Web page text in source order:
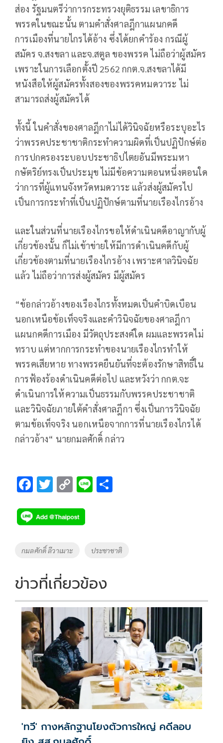
ส่อง รัฐมนตรีว่าการกระทรวงยุติธรรม เลขาธิการ
พรรคในขณะนั้น ตามคำสั่งศาลฎีกาแผนกคดี
การเมืองที่นายไกรได้อ้าง ซึ่งได้ยกคำร้อง กรณีผู้
สมัคร จ.สงขลา และจ.สตูล ของพรรค ไม่ถือว่าผู้สมัคร
เพราะในการเลือกตั้งปี 2562 กกต.จ.สงขลาได้มี
หนังสือให้ผู้สมัครทั้งสองของพรรคหมดวาระ ไม่
สามารถส่งผู้สมัครได้
ทั้งนี้ ในคำสั่งของศาลฎีกาไม่ได้วินิจฉัยหรือระบุอะไร
ว่าพรรคประชาชาติกระทำความผิดที่เป็นปฏิปักษ์ต่อ
การปกครองระบอบประชาธิปไตยอันมีพระมหา
กษัตริย์ทรงเป็นประมุข ไม่มีข้อความตอนหนึ่งตอนใด
ว่าการที่ผู้แทนจังหวัดหมดวาระ แล้วส่งผู้สมัครไป
เป็นการกระทำที่เป็นปฏิปักษ์ตามที่นายเรืองไกรอ้าง
และในส่วนที่นายเรืองไกรขอให้ดำเนินคดีอาญากับผู้
เกี่ยวข้องนั้น ก็ไม่เข้าข่ายให้มีการดำเนินคดีกับผู้
เกี่ยวข้องตามที่นายเรืองไกรอ้าง เพราะศาลวินิจฉัย
แล้ว ไม่ถือว่าการส่งผู้สมัคร มีผู้สมัคร
“ข้อกล่าวอ้างของเรืองไกรทั้งหมดเป็นคำบิดเบือน
นอกเหนือข้อเท็จจริงและคำวินิจฉัยของศาลฎีกา
แผนกคดีการเมือง มีวัตถุประสงค์ใด ผมและพรรคไม่
ทราบ แต่หากการกระทำของนายเรืองไกรทำให้
พรรคเสียหาย ทางพรรคยืนยันที่จะต้องรักษาสิทธิ์ใน
การฟ้องร้องดำเนินคดีต่อไป และหวังว่า กกต.จะ
ดำเนินการให้ความเป็นธรรมกับพรรคประชาชาติ
และวินิจฉัยภายใต้คำสั่งศาลฎีกา ซึ่งเป็นการวินิจฉัย
ตามข้อเท็จจริง นอกเหนือจากการที่นายเรืองไกรได้
กล่าวอ้าง“ นายกมลศักดิ์ กล่าว
F
e
b
o
k
T
tt
er
C
p
y
Li
k
Li
Tags
กมลศักดิ์ ลีวาเมาะ ประชาชาติ
ข่าวที่เกี่ยวข้อง
'ทวี' กางหลักฐานโยงตัวการใหญ่ คดีลอบ